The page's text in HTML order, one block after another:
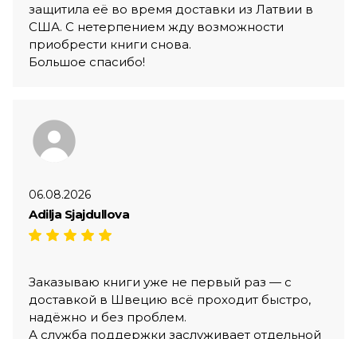
защитила её во время доставки из Латвии в
США. С нетерпением жду возможности
приобрести книги снова.
Большое спасибо!
06.08.2026
Adilja Sjajdullova
Заказываю книги уже не первый раз — с
доставкой в Швецию всё проходит быстро,
надёжно и без проблем.
А служба поддержки заслуживает отдельной